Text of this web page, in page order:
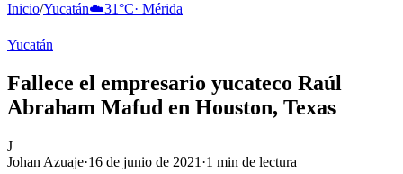
Inicio/Yucatán☁️31°C· Mérida
Yucatán
Fallece el empresario yucateco Raúl
Abraham Mafud en Houston, Texas
J
Johan Azuaje·16 de junio de 2021 ·1 min de lectura